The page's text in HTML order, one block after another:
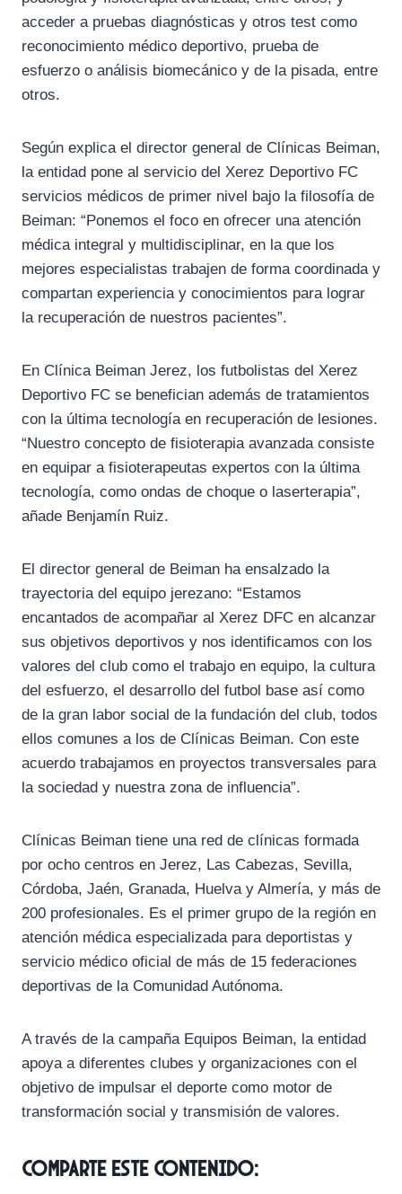
acceder a pruebas diagnósticas y otros test como
reconocimiento médico deportivo, prueba de
esfuerzo o análisis biomecánico y de la pisada, entre
otros.
Según explica el director general de Clínicas Beiman,
la entidad pone al servicio del Xerez Deportivo FC
servicios médicos de primer nivel bajo la filosofía de
Beiman: “Ponemos el foco en ofrecer una atención
médica integral y multidisciplinar, en la que los
mejores especialistas trabajen de forma coordinada y
compartan experiencia y conocimientos para lograr
la recuperación de nuestros pacientes”.
En Clínica Beiman Jerez, los futbolistas del Xerez
Deportivo FC se benefician además de tratamientos
con la última tecnología en recuperación de lesiones.
“Nuestro concepto de fisioterapia avanzada consiste
en equipar a fisioterapeutas expertos con la última
tecnología, como ondas de choque o laserterapia”,
añade Benjamín Ruiz.
El director general de Beiman ha ensalzado la
trayectoria del equipo jerezano: “Estamos
encantados de acompañar al Xerez DFC en alcanzar
sus objetivos deportivos y nos identificamos con los
valores del club como el trabajo en equipo, la cultura
del esfuerzo, el desarrollo del futbol base así como
de la gran labor social de la fundación del club, todos
ellos comunes a los de Clínicas Beiman. Con este
acuerdo trabajamos en proyectos transversales para
la sociedad y nuestra zona de influencia”.
Clínicas Beiman tiene una red de clínicas formada
por ocho centros en Jerez, Las Cabezas, Sevilla,
Córdoba, Jaén, Granada, Huelva y Almería, y más de
200 profesionales. Es el primer grupo de la región en
atención médica especializada para deportistas y
servicio médico oficial de más de 15 federaciones
deportivas de la Comunidad Autónoma.
A través de la campaña Equipos Beiman, la entidad
apoya a diferentes clubes y organizaciones con el
objetivo de impulsar el deporte como motor de
transformación social y transmisión de valores.
Comparte este contenido: